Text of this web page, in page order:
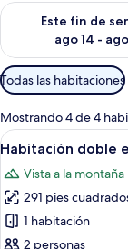
Este fin de
ago 14 -
Consulta la
Filtros
disponibles
para
las
habitaciones
Todas las habitaciones
Mostrando 4 de 4
Abrir
todas
las
fotos
de
Habitación
4
Habitación doble
Vista a la montaña
291 pies
1 habitación
2 personas